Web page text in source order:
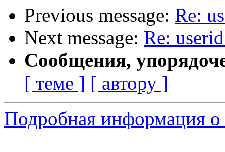
Previous message: Re:
Next message: Re:
Сообщения,
[ теме ] [ автору ]
Подробная информация